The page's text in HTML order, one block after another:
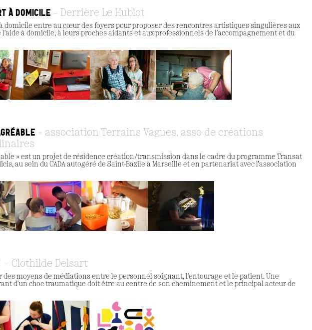
À DOMICILE Derrière Le Hublot
domicile entre au cœur des foyers pour proposer des rencontres artistiques singulières aux
à domicile, à leurs proches aidants et aux professionnels de l'accompagnement et du
association Terrains Vagues, asso de créations
» est un projet de résidence création/transmission dans le cadre du programme Transat
au sein du CADA autogéré de Saint-Bazile à Marseille et en partenariat avec l’association
Clothilde Delsart
des moyens de médiations entre le personnel soignant, l'entourage et le patient. Une
d'un choc traumatique doit être au centre de son cheminement et le principal acteur de